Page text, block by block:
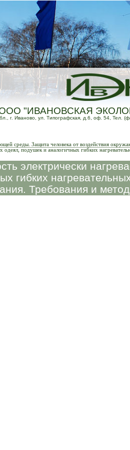
"ИВАНОВСКАЯ
г. Иваново, ул. Типографская, д.6, оф. 54, Тел.
среды. Защита человека от воздействия
одеял, подушек и аналогичных гибких
электрически
гибких
Требования и